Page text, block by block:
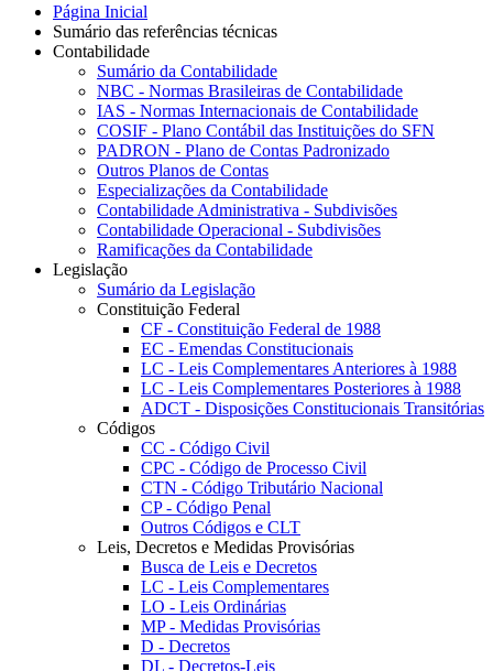
Página Inicial
Sumário das referências técnicas
Contabilidade
Sumário da Contabilidade
NBC - Normas Brasileiras de Contabilidade
IAS - Normas Internacionais de Contabilidade
COSIF - Plano Contábil das Instituições do SFN
PADRON - Plano de Contas Padronizado
Outros Planos de Contas
Especializações da Contabilidade
Contabilidade Administrativa - Subdivisões
Contabilidade Operacional - Subdivisões
Ramificações da Contabilidade
Legislação
Sumário da Legislação
Constituição Federal
CF - Constituição Federal de 1988
EC - Emendas Constitucionais
LC - Leis Complementares Anteriores à 1988
LC - Leis Complementares Posteriores à 1988
ADCT - Disposições Constitucionais Transitórias
Códigos
CC - Código Civil
CPC - Código de Processo Civil
CTN - Código Tributário Nacional
CP - Código Penal
Outros Códigos e CLT
Leis, Decretos e Medidas Provisórias
Busca de Leis e Decretos
LC - Leis Complementares
LO - Leis Ordinárias
MP - Medidas Provisórias
D - Decretos
DL - Decretos-Leis